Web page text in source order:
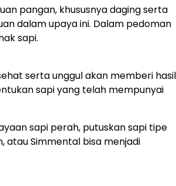
pangan, khususnya daging serta
dalam upaya ini. Dalam pedoman
sapi.
serta unggul akan memberi hasil
sapi yang telah mempunyai
sapi perah, putuskan sapi tipe
atau Simmental bisa menjadi